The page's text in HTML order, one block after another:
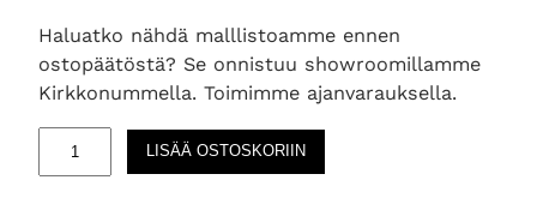
Haluatko nähdä malllistoamme ennen
ostopäätöstä? Se onnistuu showroomillamme
Kirkkonummella. Toimimme ajanvarauksella.
LISÄÄ OSTOSKORIIN